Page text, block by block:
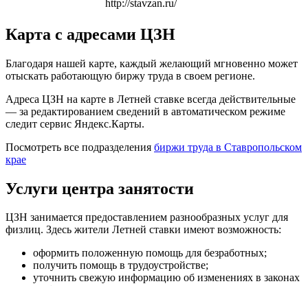
http://stavzan.ru/
Карта с адресами ЦЗН
Благодаря нашей карте, каждый желающий мгновенно может
отыскать работающую биржу труда в своем регионе.
Адреса ЦЗН на карте в Летней ставке всегда действительные
— за редактированием сведений в автоматическом режиме
следит сервис Яндекс.Карты.
Посмотреть все подразделения биржи труда в Ставропольском
крае
Услуги центра занятости
ЦЗН занимается предоставлением разнообразных услуг для
физлиц. Здесь жители Летней ставки имеют возможность:
оформить положенную помощь для безработных;
получить помощь в трудоустройстве;
уточнить свежую информацию об изменениях в законах